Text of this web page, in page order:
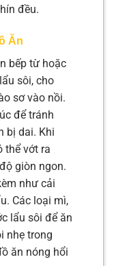
đều.
Ăn
bếp từ hoặc
sôi, cho
sơ vào nồi.
để tránh
bị dai. Khi
thể vớt ra
giòn ngon.
như cải
Các loại mì,
lẩu sôi để ăn
nhẹ trong
ăn nóng hổi